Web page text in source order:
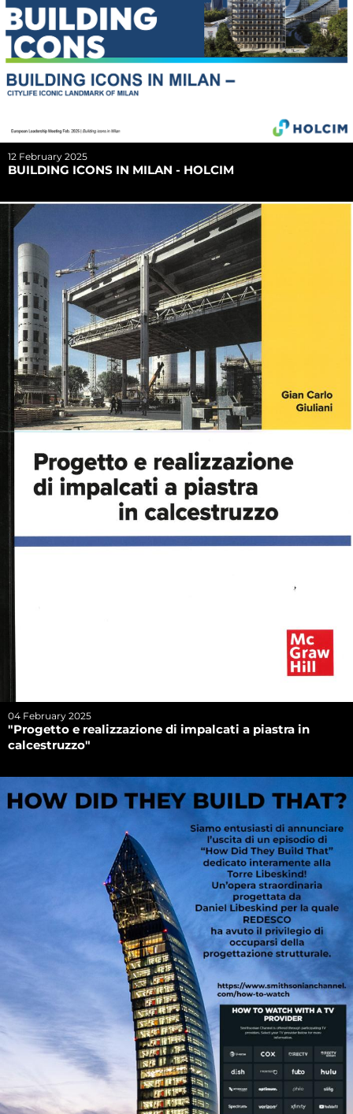
12 February 2025
BUILDING ICONS IN MILAN - HOLCIM
04 February 2025
"Progetto e realizzazione di impalcati a piastra in
calcestruzzo"